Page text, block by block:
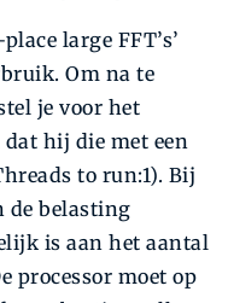
large FFT’s’
Om na te
je voor het
hij die met een
to run:1). Bij
de belasting
is aan het aantal
processor moet op